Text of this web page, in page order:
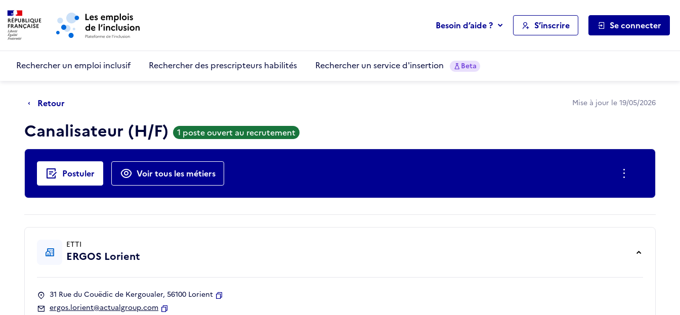
Aller au menu principal
Besoin d’aide ? S’inscrire Se connecter
Rechercher un emploi inclusif Rechercher des prescripteurs habilités Rechercher un service d'insertion Beta
Retour Mise à jour le 19/05/2026
Canalisateur (H/F) 1 poste ouvert au recrutement
Actions rapides
Postuler Voir tous les métiers
ETTI
ERGOS Lorient
31 Rue du Couëdic de Kergoualer, 56100 Lorient
ergos.lorient@actualgroup.com